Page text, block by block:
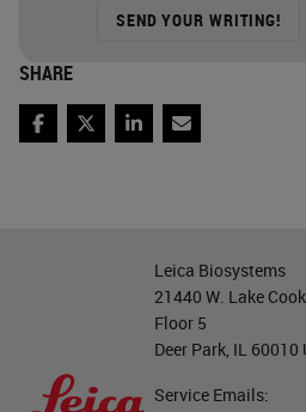
SEND YOUR WRITING!
SHARE
Facebook
TwitterLinkedIn
Email
Leica Biosystems
21440 W. Lake
Floor 5
Deer Park, IL
Service Emails: